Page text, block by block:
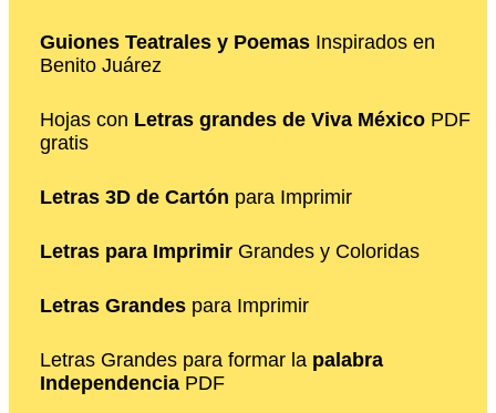
Guiones Teatrales y Poemas Inspirados en
Benito Juárez
Hojas con Letras grandes de Viva México PDF
gratis
Letras 3D de Cartón para Imprimir
Letras para Imprimir Grandes y Coloridas
Letras Grandes para Imprimir
Letras Grandes para formar la palabra
Independencia PDF